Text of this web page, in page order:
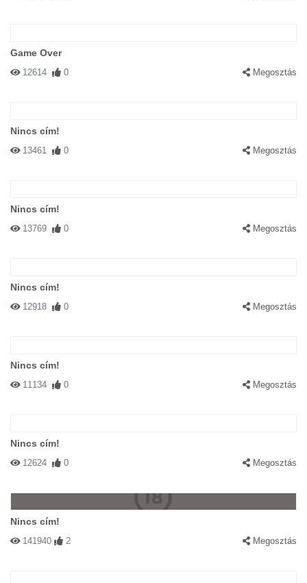
Game Over
12614 0 Megosztás
Nincs cím!
13461 0 Megosztás
Nincs cím!
13769 0 Megosztás
Nincs cím!
12918 0 Megosztás
Nincs cím!
11134 0 Megosztás
Nincs cím!
12624 0 Megosztás
Nincs cím!
141940 2 Megosztás